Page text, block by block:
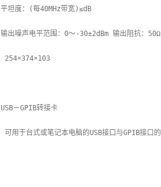
平坦度：(每40MHz带宽)≤dB
输出噪声电平范围：0～-30±2dBm 输出阻抗：50Ω
USB－GPIB转接卡